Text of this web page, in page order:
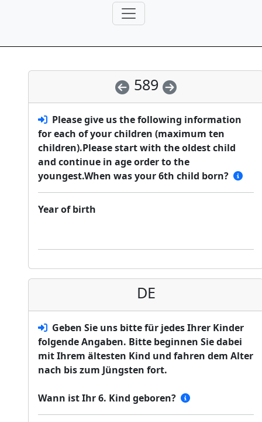
589
Please give us the following information
for each of your children (maximum ten
children).Please start with the oldest child
and continue in age order to the
youngest.When was your 6th child born?
Year of birth
DE
Geben Sie uns bitte für jedes Ihrer Kinder
folgende Angaben. Bitte beginnen Sie dabei
mit Ihrem ältesten Kind und fahren dem Alter
nach bis zum Jüngsten fort.
Wann ist Ihr 6. Kind geboren?